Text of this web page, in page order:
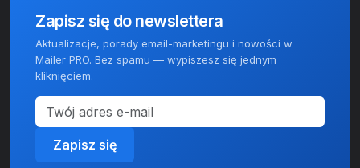
Zapisz się do newslettera
Aktualizacje, porady email-marketingu i nowości w
Mailer PRO. Bez spamu — wypiszesz się jednym
kliknięciem.
Zapisz się